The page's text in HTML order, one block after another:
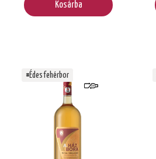
Kosárba
#Édes fehérbor